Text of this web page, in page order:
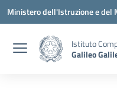
Vai ai contenuti
Vai al menu di navigazione
Vai al footer
Ministero dell'Istruzione e del
Istituto
Galileo